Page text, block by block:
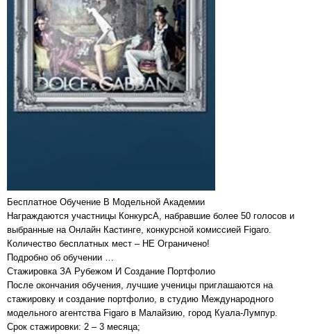
Бесплатное Обучение В Модельной Академии
Награждаются участницы КонкурсА, набравшие более 50 голосов и
выбранные на Онлайн Кастинге, конкурсной комиссией Figaro.
Количество бесплатных мест – НЕ Ограничено!
Подробно об обучении …
Стажировка ЗА Рубежом И Создание Портфолио
После окончания обучения, лучшие ученицы приглашаются на
стажировку и создание портфолио, в студию Международного
модельного агентства Figaro в Малайзию, город Куала-Лумпур.
Срок стажировки: 2 – 3 месяца;